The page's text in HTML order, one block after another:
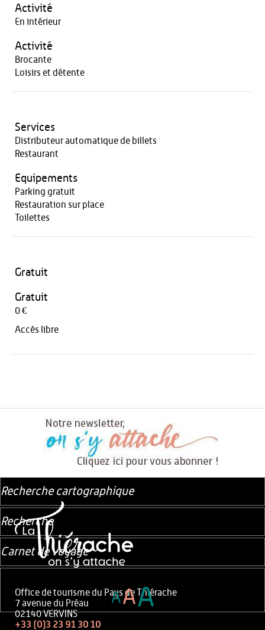
Activité
En intérieur
Activité
Brocante
Loisirs et détente
Services
Distributeur automatique de billets
Restaurant
Equipements
Parking gratuit
Restauration sur place
Toilettes
Gratuit
Gratuit
0 €
Accès libre
Office de tourisme du Pays de Thiérache
7 avenue du Préau
02140 VERVINS
+33 (0)3 23 91 30 10
Recherche cartographique
Recherche
Carnet de voyage
AAA